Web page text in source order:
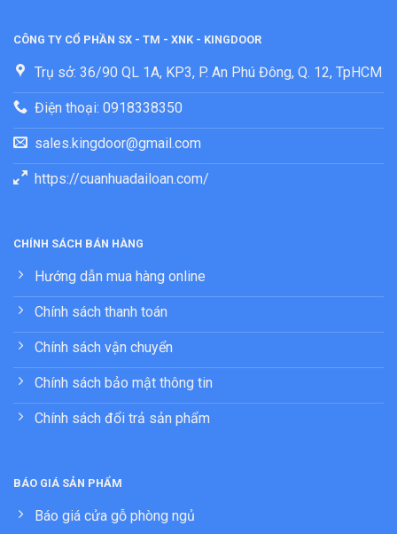
CÔNG TY CỔ PHẦN SX - TM - XNK - KINGDOOR
Trụ sở: 36/90 QL 1A, KP3, P. An Phú Đông, Q. 12, TpHCM
Điện thoại: 0918338350
sales.kingdoor@gmail.com
https://cuanhuadailoan.com/
CHÍNH SÁCH BÁN HÀNG
Hướng dẫn mua hàng online
Chính sách thanh toán
Chính sách vận chuyển
Chính sách bảo mật thông tin
Chính sách đổi trả sản phẩm
BÁO GIÁ SẢN PHẨM
Báo giá cửa gỗ phòng ngủ